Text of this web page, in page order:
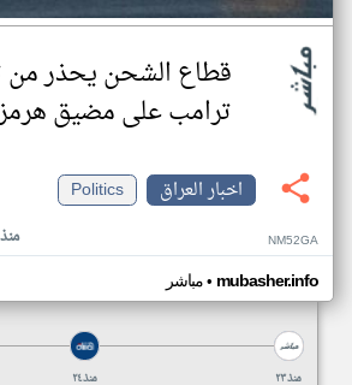
قطاع الشحن يحذر من
ترامب على مضيق
اخبار العراق
Politics
منذ ٢٣ NM52GA
مباشر• mubasher.info
منذ ٢٤ منذ ٢٣